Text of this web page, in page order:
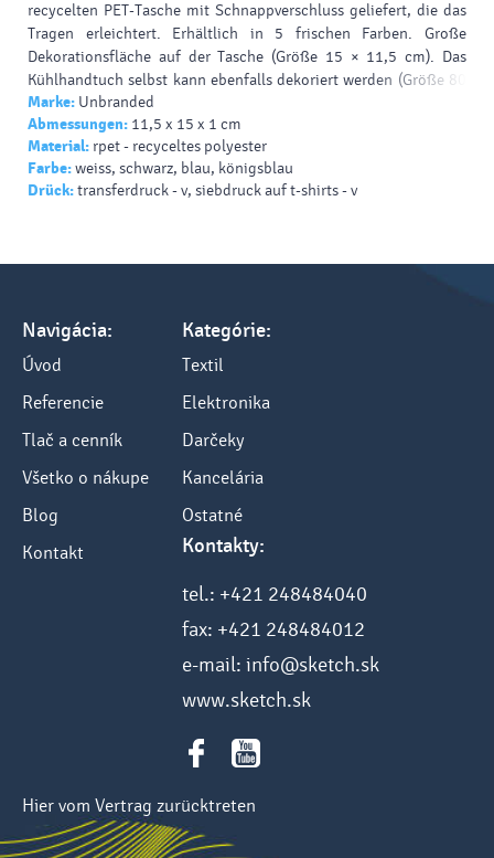
recycelten PET-Tasche mit Schnappverschluss geliefert, die das
Tragen erleichtert. Erhältlich in 5 frischen Farben. Große
Dekorationsfläche auf der Tasche (Größe 15 × 11,5 cm). Das
Kühlhandtuch selbst kann ebenfalls dekoriert werden (Größe 80
× 30 cm).
Marke: Unbranded
Abmessungen: 11,5 x 15 x 1 cm
Material: rpet - recyceltes polyester
Farbe:weiss, schwarz, blau, königsblau
Drück:transferdruck - v, siebdruck auf t-shirts - v
Navigácia:
Úvod
Referencie
Tlač a cenník
Všetko o nákupe
Blog
Kontakt
Kategórie:
Textil
Elektronika
Darčeky
Kancelária
Ostatné
Kontakty:
tel.: +421 248484040
fax: +421 248484012
e-mail: info@sketch.sk
www.sketch.sk
Hier vom Vertrag zurücktreten